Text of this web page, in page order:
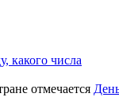
отмечается